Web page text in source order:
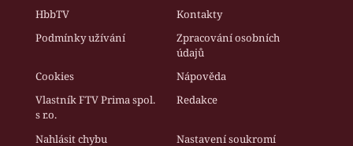
HbbTV
Kontakty
Podmínky užívání
Zpracování osobních
údajů
Cookies
Nápověda
Vlastník FTV Prima spol.
s r.o.
Redakce
Nahlásit chybu Nastavení soukromí